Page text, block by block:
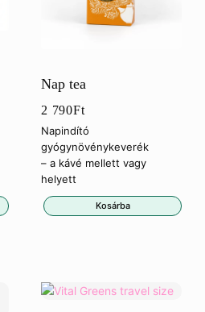
Nap tea
2 790Ft
Napindító
gyógynövénykeverék
– a kávé mellett vagy
helyett
Kosárba